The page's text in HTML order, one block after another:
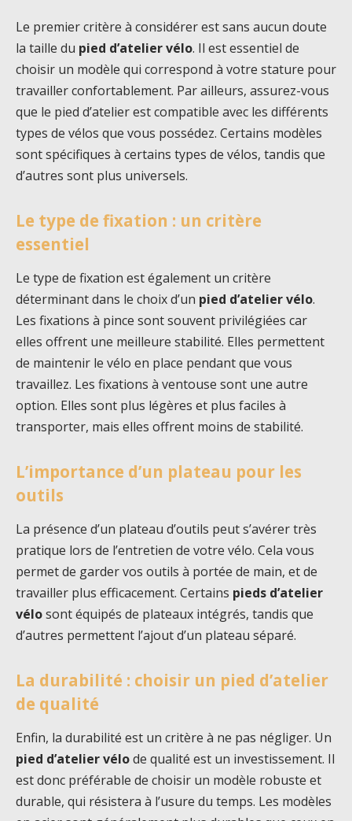
Le premier critère à considérer est sans aucun doute
la taille du pied d’atelier vélo. Il est essentiel de
choisir un modèle qui correspond à votre stature pour
travailler confortablement. Par ailleurs, assurez-vous
que le pied d’atelier est compatible avec les différents
types de vélos que vous possédez. Certains modèles
sont spécifiques à certains types de vélos, tandis que
d’autres sont plus universels.
Le type de fixation : un critère
essentiel
Le type de fixation est également un critère
déterminant dans le choix d’un pied d’atelier vélo.
Les fixations à pince sont souvent privilégiées car
elles offrent une meilleure stabilité. Elles permettent
de maintenir le vélo en place pendant que vous
travaillez. Les fixations à ventouse sont une autre
option. Elles sont plus légères et plus faciles à
transporter, mais elles offrent moins de stabilité.
L’importance d’un plateau pour les
outils
La présence d’un plateau d’outils peut s’avérer très
pratique lors de l’entretien de votre vélo. Cela vous
permet de garder vos outils à portée de main, et de
travailler plus efficacement. Certains pieds d’atelier
vélosont équipés de plateaux intégrés, tandis que
d’autres permettent l’ajout d’un plateau séparé.
La durabilité : choisir un pied d’atelier
de qualité
Enfin, la durabilité est un critère à ne pas négliger. Un
pied d’atelier vélode qualité est un investissement. Il
est donc préférable de choisir un modèle robuste et
durable, qui résistera à l’usure du temps. Les modèles